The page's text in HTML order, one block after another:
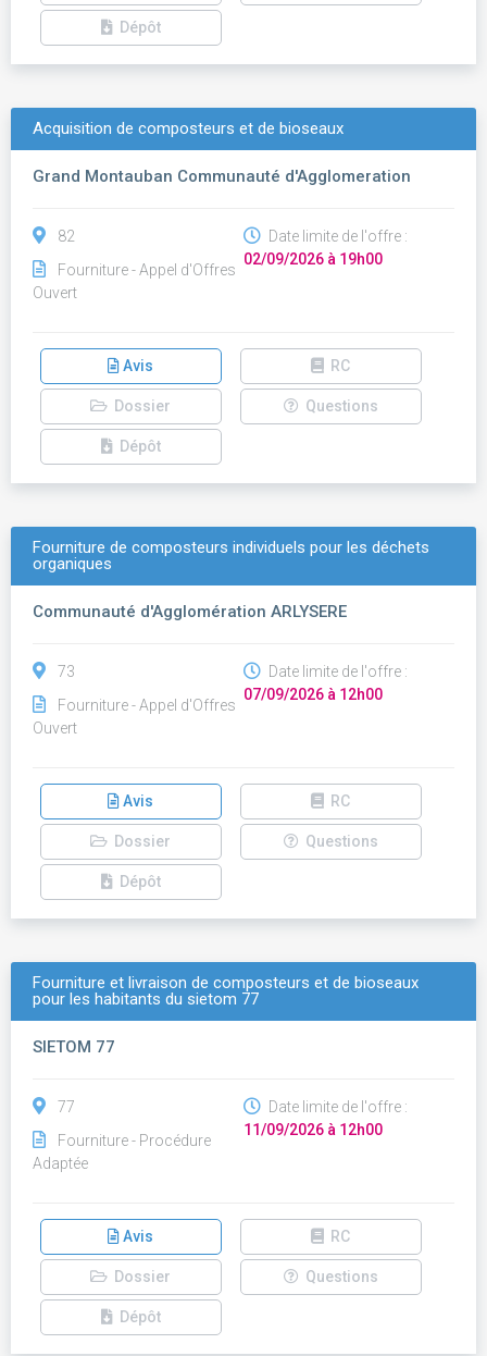
Dépôt
Acquisition de composteurs et de bioseaux
Grand Montauban Communauté d'Agglomeration
82
Fourniture - Appel d'Offres
Ouvert
Date limite de l'offre :
02/09/2026 à 19h00
Avis RC
Dossier Questions
Dépôt
Fourniture de composteurs individuels pour les déchets
organiques
Communauté d'Agglomération ARLYSERE
73
Fourniture - Appel d'Offres
Ouvert
Date limite de l'offre :
07/09/2026 à 12h00
Avis RC
Dossier Questions
Dépôt
Fourniture et livraison de composteurs et de bioseaux
pour les habitants du sietom 77
SIETOM 77
77
Fourniture - Procédure
Adaptée
Date limite de l'offre :
11/09/2026 à 12h00
Avis RC
Dossier Questions
Dépôt